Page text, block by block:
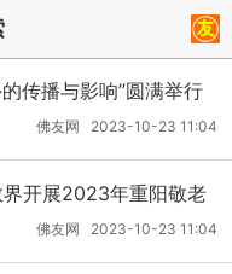
传播与影响”圆满举行
佛友网 2023-10-23 11:04
开展2023年重阳敬老
佛友网 2023-10-23 11:04